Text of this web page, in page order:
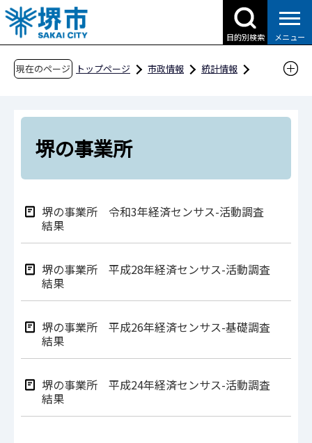
こ
の
ペ
目的別検索 メニュー
現在のページ トップページ 市政情報
統計情報
堺の事業所
堺の事業所 令和3年経済センサス-活動調査
結果
堺の事業所 平成28年経済センサス-活動調査
結果
堺の事業所 平成26年経済センサス-基礎調査
結果
堺の事業所 平成24年経済センサス-活動調査
結果